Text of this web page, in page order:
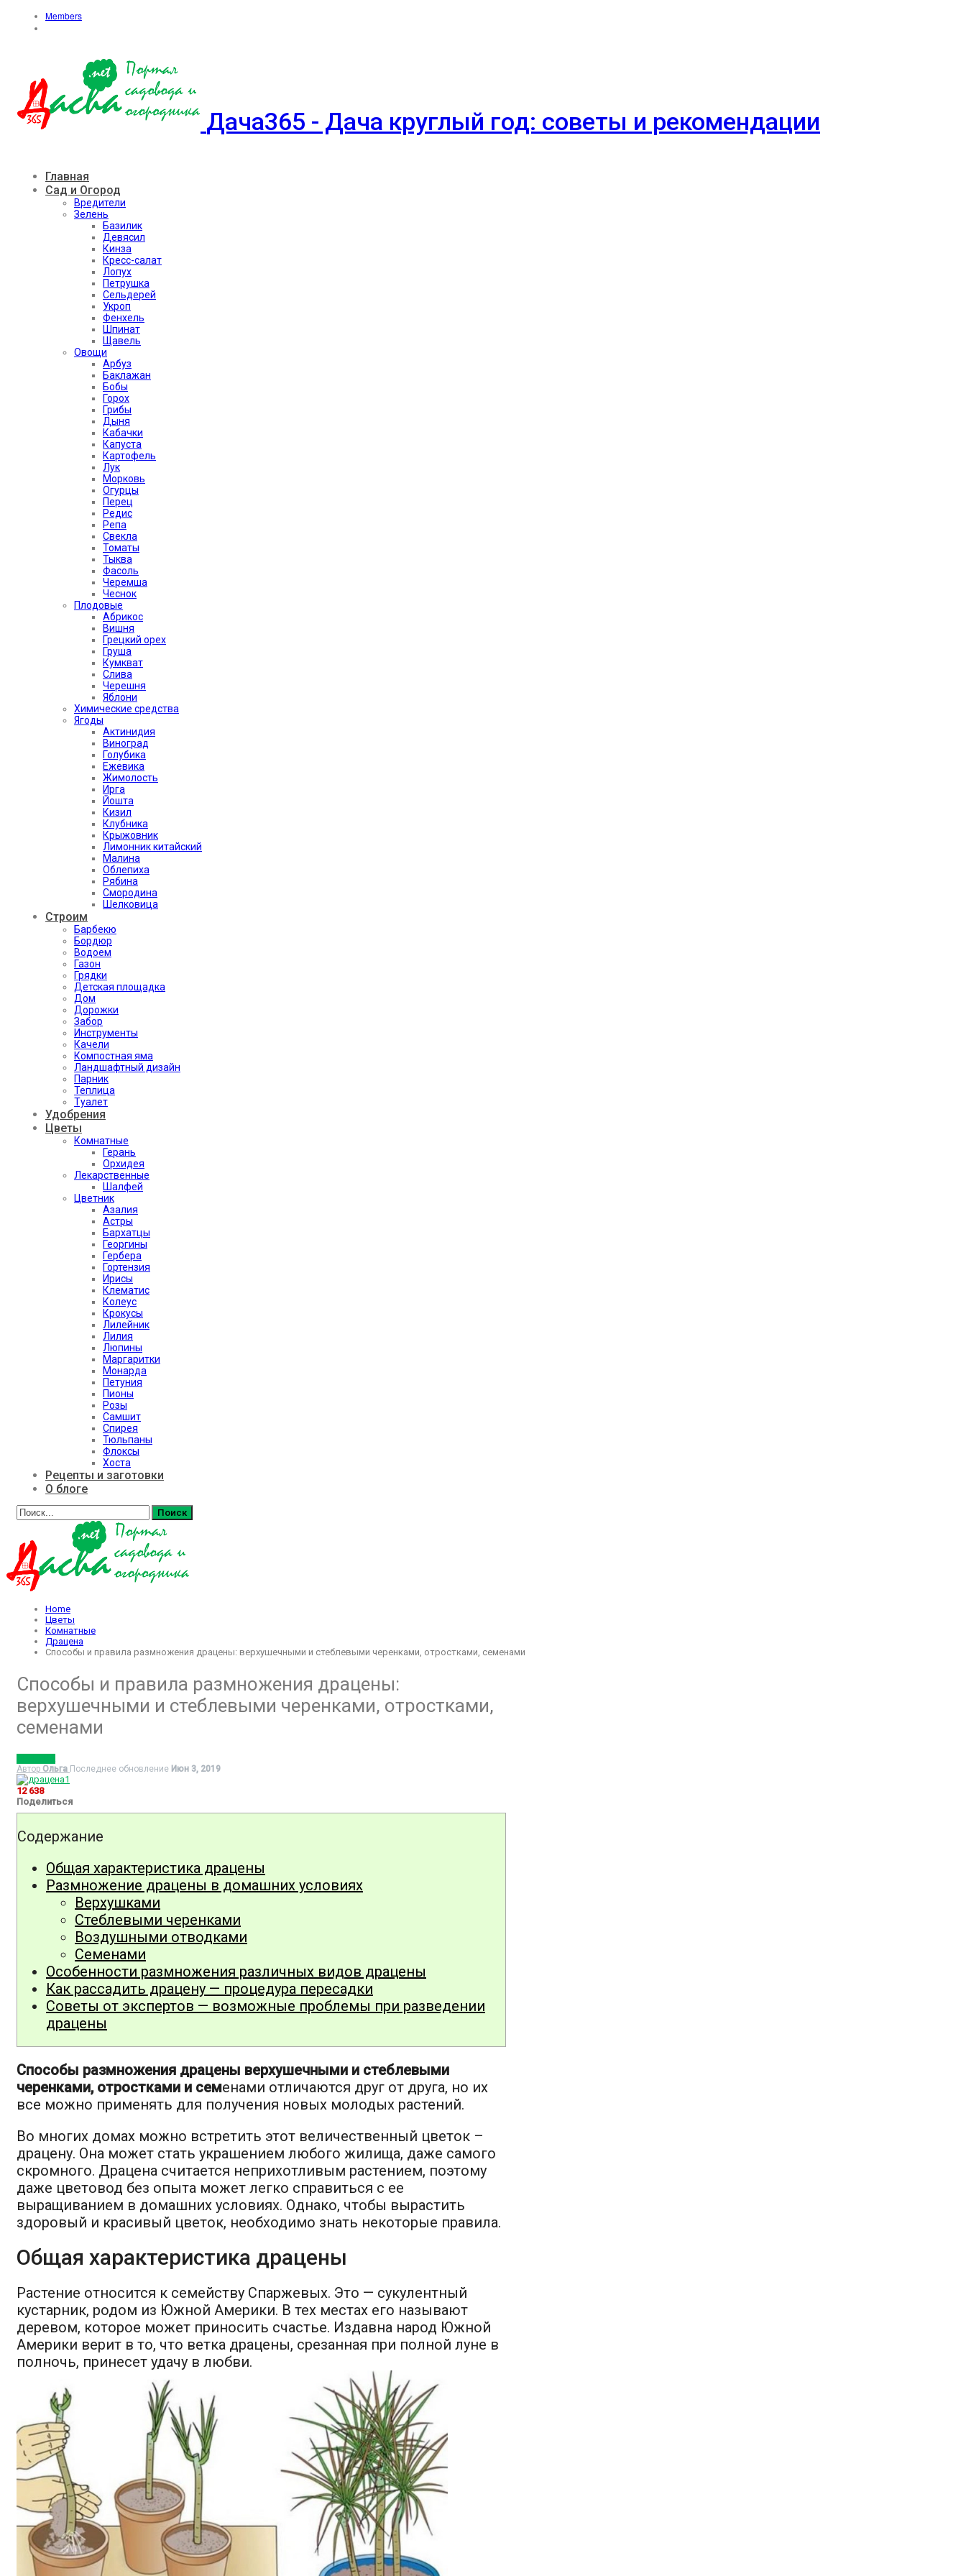
Members
Дача365 - Дача круглый год: советы и рекомендации
Главная
Сад и Огород
Вредители
Зелень
Базилик
Девясил
Кинза
Кресс-салат
Лопух
Петрушка
Сельдерей
Укроп
Фенхель
Шпинат
Щавель
Овощи
Арбуз
Баклажан
Бобы
Горох
Грибы
Дыня
Кабачки
Капуста
Картофель
Лук
Морковь
Огурцы
Перец
Редис
Репа
Свекла
Томаты
Тыква
Фасоль
Черемша
Чеснок
Плодовые
Абрикос
Вишня
Грецкий орех
Груша
Кумкват
Слива
Черешня
Яблони
Химические средства
Ягоды
Актинидия
Виноград
Голубика
Ежевика
Жимолость
Ирга
Йошта
Кизил
Клубника
Крыжовник
Лимонник китайский
Малина
Облепиха
Рябина
Смородина
Шелковица
Строим
Барбекю
Бордюр
Водоем
Газон
Грядки
Детская площадка
Дом
Дорожки
Забор
Инструменты
Качели
Компостная яма
Ландшафтный дизайн
Парник
Теплица
Туалет
Удобрения
Цветы
Комнатные
Герань
Орхидея
Лекарственные
Шалфей
Цветник
Азалия
Астры
Бархатцы
Георгины
Гербера
Гортензия
Ирисы
Клематис
Колеус
Крокусы
Лилейник
Лилия
Люпины
Маргаритки
Монарда
Петуния
Пионы
Розы
Самшит
Спирея
Тюльпаны
Флоксы
Хоста
Рецепты и заготовки
О блоге
Home
Цветы
Комнатные
Драцена
Способы и правила размножения драцены: верхушечными и стеблевыми черенками, отростками, семенами
Способы и правила размножения драцены:
верхушечными и стеблевыми черенками, отростками,
семенами
Автор Ольга Последнее обновление Июн 3, 2019
12 638
Поделиться
Содержание
Общая характеристика драцены
Размножение драцены в домашних условиях
Верхушками
Стеблевыми черенками
Воздушными отводками
Семенами
Особенности размножения различных видов драцены
Как рассадить драцену — процедура пересадки
Советы от экспертов — возможные проблемы при разведении
драцены
Способы размножения драцены верхушечными и стеблевыми
черенками, отростками и семенами отличаются друг от друга, но их
все можно применять для получения новых молодых растений.
Во многих домах можно встретить этот величественный цветок –
драцену. Она может стать украшением любого жилища, даже самого
скромного. Драцена считается неприхотливым растением, поэтому
даже цветовод без опыта может легко справиться с ее
выращиванием в домашних условиях. Однако, чтобы вырастить
здоровый и красивый цветок, необходимо знать некоторые правила.
Общая характеристика драцены
Растение относится к семейству Спаржевых. Это — сукулентный
кустарник, родом из Южной Америки. В тех местах его называют
деревом, которое может приносить счастье. Издавна народ Южной
Америки верит в то, что ветка драцены, срезанная при полной луне в
полночь, принесет удачу в любви.